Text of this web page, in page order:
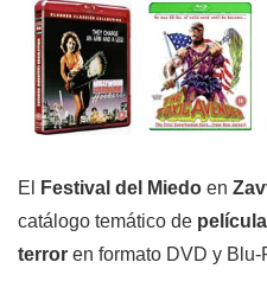
El Festival del Miedo en
catálogo temático de
terror en formato DVD y Blu-